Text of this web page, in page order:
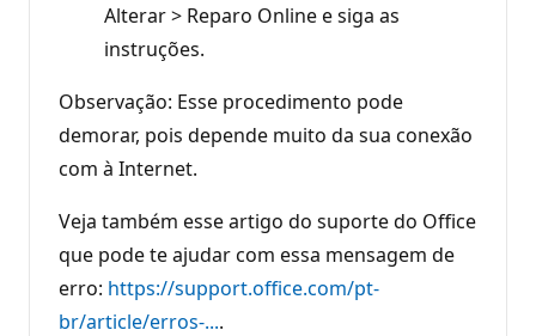
Alterar > Reparo Online e siga as
instruções.
Observação: Esse procedimento pode
demorar, pois depende muito da sua conexão
com à Internet.
Veja também esse artigo do suporte do Office
que pode te ajudar com essa mensagem de
erro: https://support.office.com/pt-
br/article/erros-....